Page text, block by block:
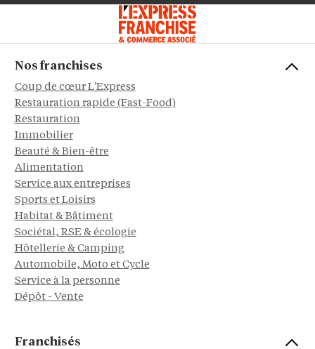
Nos franchises
Coup de cœur L'Express
Restauration rapide (Fast-Food)
Restauration
Immobilier
Beauté & Bien-être
Alimentation
Service aux entreprises
Sports et Loisirs
Habitat & Bâtiment
Sociétal, RSE & écologie
Hôtellerie & Camping
Automobile, Moto et Cycle
Service à la personne
Dépôt - Vente
Franchisés